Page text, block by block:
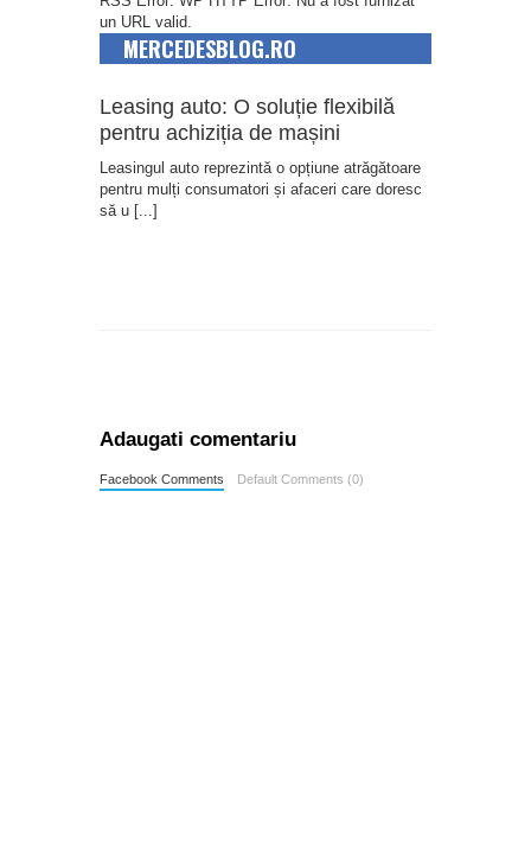
un URL valid.
MERCEDESBLOG.RO
Leasing auto: O soluție flexibilă
pentru achiziția de mașini
Leasingul auto reprezintă o opțiune atrăgătoare
pentru mulți consumatori și afaceri care doresc
să u [...]
Adaugati comentariu
Facebook Comments Default Comments (0)